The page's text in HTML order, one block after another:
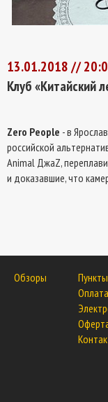
13.01.2018 //
Клуб «Китайский
Zero People - в
российской
Animal ДжаZ,
и доказавшие, что
Обзоры